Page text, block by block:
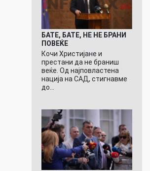
БАТЕ, БАТЕ, НЕ НЕ БРАНИ
ПОВЕЌЕ
Кочи Христијане и
престани да не браниш
веќе. Од најповластена
нација на САД, стигнавме
до…